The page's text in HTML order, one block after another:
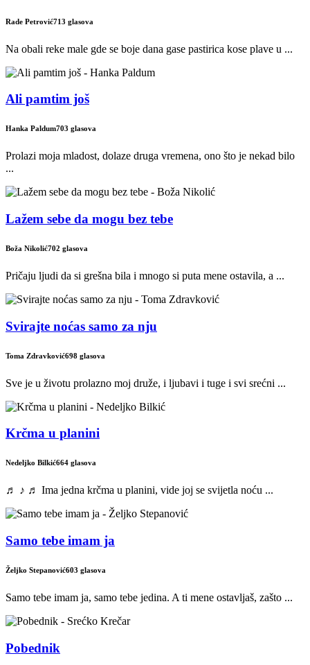
Rade Petrović713 glasova
Na obali reke male gde se boje dana gase pastirica kose plave u ...
Ali pamtim još
Hanka Paldum703 glasova
Prolazi moja mladost, dolaze druga vremena, ono što je nekad bilo
...
Lažem sebe da mogu bez tebe
Boža Nikolić702 glasova
Pričaju ljudi da si grešna bila i mnogo si puta mene ostavila, a ...
Svirajte noćas samo za nju
Toma Zdravković698 glasova
Sve je u životu prolazno moj druže, i ljubavi i tuge i svi srećni ...
Krčma u planini
Nedeljko Bilkić664 glasova
♬ ♪ ♬ Ima jedna krčma u planini, vide joj se svijetla noću ...
Samo tebe imam ja
Željko Stepanović603 glasova
Samo tebe imam ja, samo tebe jedina. A ti mene ostavljaš, zašto ...
Pobednik